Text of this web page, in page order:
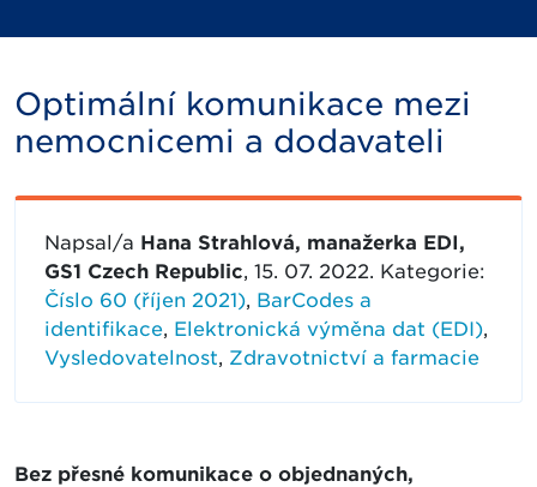
Optimální komunikace mezi
nemocnicemi a dodavateli
Napsal/a Hana Strahlová, manažerka EDI,
GS1 Czech Republic, 15. 07. 2022. Kategorie:
Číslo 60 (říjen 2021), BarCodes a
identifikace, Elektronická výměna dat (EDI),
Vysledovatelnost, Zdravotnictví a farmacie
Bez přesné komunikace o objednaných,